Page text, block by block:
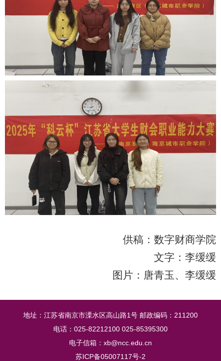
供稿：数字财商学院
文字：李缓缓
图片：唐青玉、李缓缓
地址：江苏省南京市溧水区高山路1号 邮政编码：211200
电话：025-82212100 025-85395300
电子信箱：xb@ncc.edu.cn
苏ICP备05007117号-2